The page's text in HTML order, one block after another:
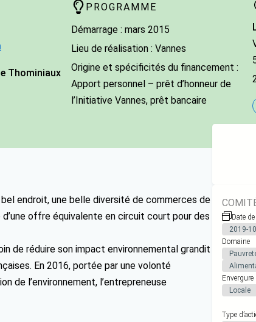
Thominiaux
PROGRAMME
Démarrage : mars 2015
Lieu de réalisation : Vannes
Origine et spécificités du financement :
Apport personnel – prêt d’honneur de
l’Initiative Vannes, prêt bancaire
endroit, une belle diversité de commerces de
offre équivalente en circuit court pour des
de réduire son impact environnemental grandit
En 2016, portée par une volonté
de l’environnement, l’entrepreneuse
Date
2019-
Domaine
Locale
Type